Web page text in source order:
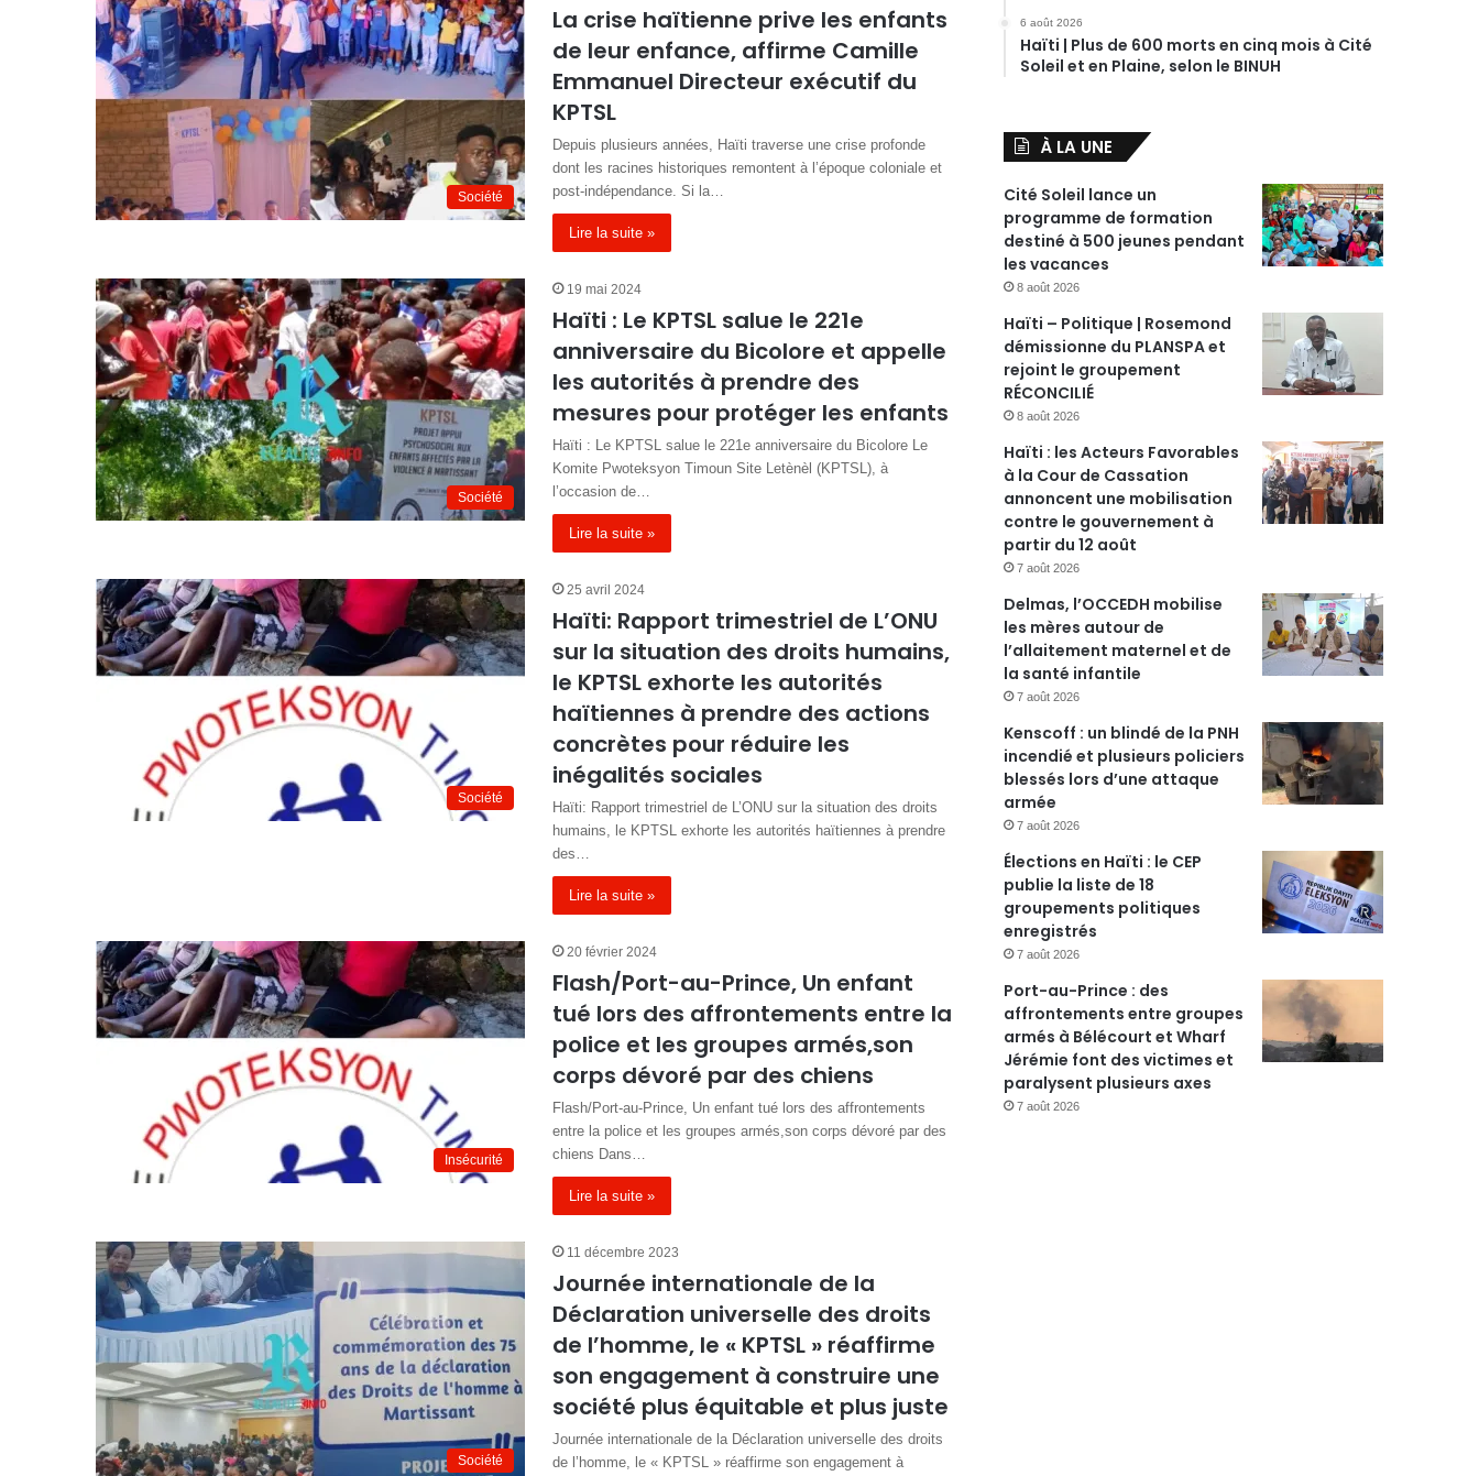
Société
La crise haïtienne prive les enfants
de leur enfance, affirme Camille
Emmanuel Directeur exécutif du
KPTSL
Depuis plusieurs années, Haïti traverse une crise profonde
dont les racines historiques remontent à l’époque coloniale et
post-indépendance. Si la…
Lire la suite »
Société
19 mai 2024
Haïti : Le KPTSL salue le 221e
anniversaire du Bicolore et appelle
les autorités à prendre des
mesures pour protéger les enfants
Haïti : Le KPTSL salue le 221e anniversaire du Bicolore Le
Komite Pwoteksyon Timoun Site Letènèl (KPTSL), à
l’occasion de…
Lire la suite »
Société
25 avril 2024
Haïti: Rapport trimestriel de L’ONU
sur la situation des droits humains,
le KPTSL exhorte les autorités
haïtiennes à prendre des actions
concrètes pour réduire les
inégalités sociales
Haïti: Rapport trimestriel de L’ONU sur la situation des droits
humains, le KPTSL exhorte les autorités haïtiennes à prendre
des…
Lire la suite »
Insécurité
20 février 2024
Flash/Port-au-Prince, Un enfant
tué lors des affrontements entre la
police et les groupes armés,son
corps dévoré par des chiens
Flash/Port-au-Prince, Un enfant tué lors des affrontements
entre la police et les groupes armés,son corps dévoré par des
chiens Dans…
Lire la suite »
Société
11 décembre 2023
Journée internationale de la
Déclaration universelle des droits
de l’homme, le « KPTSL » réaffirme
son engagement à construire une
société plus équitable et plus juste
Journée internationale de la Déclaration universelle des droits
de l’homme, le « KPTSL » réaffirme son engagement à
6 août 2026
Haïti | Plus de 600 morts en cinq mois à Cité
Soleil et en Plaine, selon le BINUH
À LA UNE
Cité Soleil lance un
programme de formation
destiné à 500 jeunes pendant
les vacances
8 août 2026
Haïti – Politique | Rosemond
démissionne du PLANSPA et
rejoint le groupement
RÉCONCILIÉ
8 août 2026
Haïti : les Acteurs Favorables
à la Cour de Cassation
annoncent une mobilisation
contre le gouvernement à
partir du 12 août
7 août 2026
Delmas, l’OCCEDH mobilise
les mères autour de
l’allaitement maternel et de
la santé infantile
7 août 2026
Kenscoff : un blindé de la PNH
incendié et plusieurs policiers
blessés lors d’une attaque
armée
7 août 2026
Élections en Haïti : le CEP
publie la liste de 18
groupements politiques
enregistrés
7 août 2026
Port-au-Prince : des
affrontements entre groupes
armés à Bélécourt et Wharf
Jérémie font des victimes et
paralysent plusieurs axes
7 août 2026